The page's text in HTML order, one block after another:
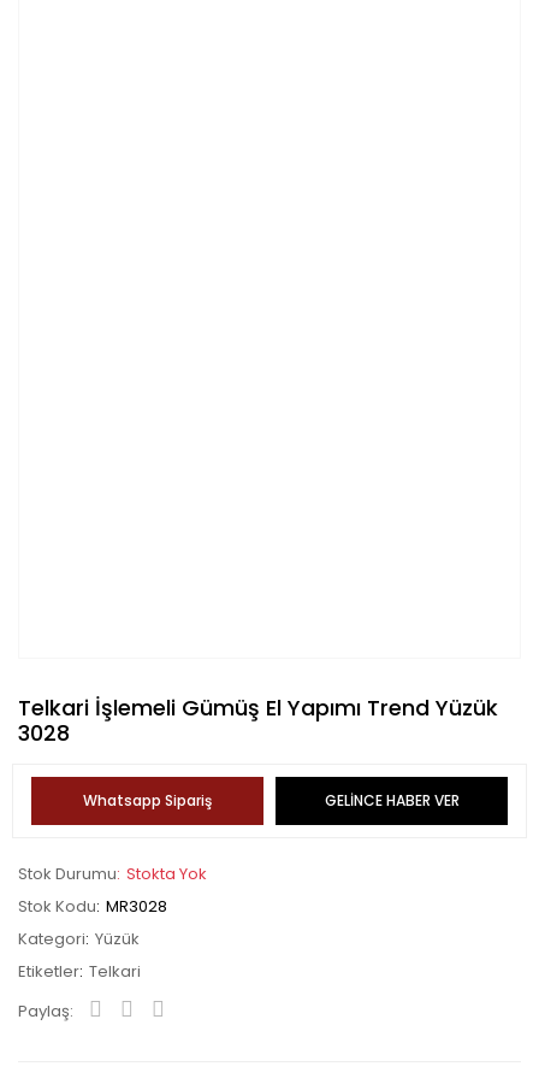
Telkari İşlemeli Gümüş El Yapımı Trend Yüzük
3028
Whatsapp Sipariş GELİNCE HABER VER
Stok Durumu Stokta Yok
Stok Kodu MR3028
Kategori Yüzük
Etiketler Telkari
Paylaş: